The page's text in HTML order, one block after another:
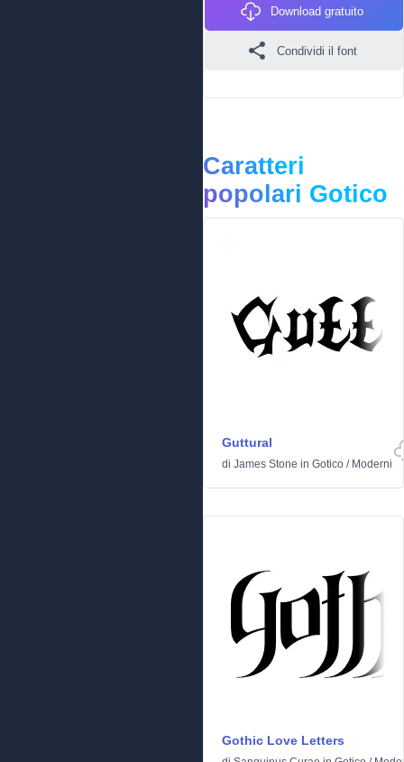
Download gratuito
Condividi il font
Caratteri
popolari Gotico
Guttural
di James Stone in Gotico / Moderni
Gothic Love Letters